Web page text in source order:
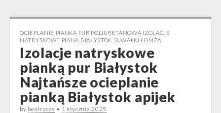
OCIEPLANIE PIANKĄ PUR POLIURETANOWĄ IZOLACJE
NATRYSKOWE PIANĄ BIAŁYSTOK SUWAŁKI ŁOMŻA
Izolacje natryskowe
pianką pur Białystok
Najtańsze ocieplanie
pianką Białystok apijek
by beatrycze • 1 stycznia 2025